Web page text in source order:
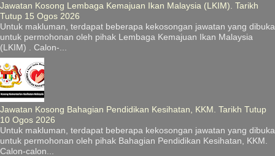
Jawatan Kosong Lembaga Kemajuan Ikan Malaysia (LKIM). Tarikh
Tutup 15 Ogos 2026
Untuk makluman, terdapat beberapa kekosongan jawatan yang dibuka
untuk permohonan oleh pihak Lembaga Kemajuan Ikan Malaysia
(LKIM) . Calon-...
Jawatan Kosong Bahagian Pendidikan Kesihatan, KKM. Tarikh Tutup
10 Ogos 2026
Untuk makluman, terdapat beberapa kekosongan jawatan yang dibuka
untuk permohonan oleh pihak Bahagian Pendidikan Kesihatan, KKM.
Calon-calon...